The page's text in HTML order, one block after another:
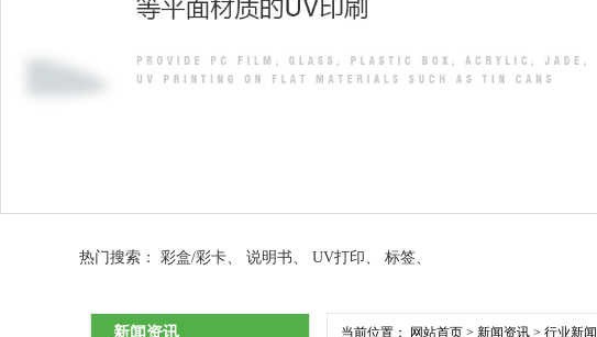
热门搜索： 彩盒/彩卡、 说明书、 UV打印、 标签、
新闻资讯 当前位置： 网站首页 > 新闻资讯 > 行业新闻